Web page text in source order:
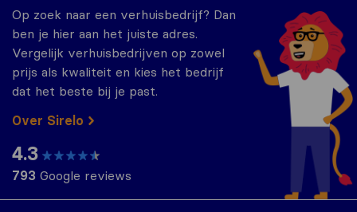
Op zoek naar een verhuisbedrijf? Dan
ben je hier aan het juiste adres.
Vergelijk verhuisbedrijven op zowel
prijs als kwaliteit en kies het bedrijf
dat het beste bij je past.
Over Sirelo
4.3
793 Google reviews